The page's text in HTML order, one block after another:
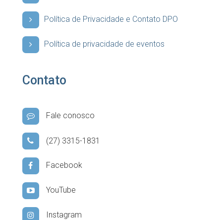
Política de Privacidade e Contato DPO
Política de privacidade de eventos
Contato
Fale conosco
(27) 3315-1831
Facebook
YouTube
Instagram